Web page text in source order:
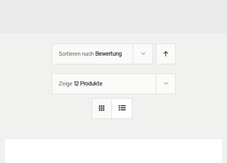
Sortieren nach Bewertung
Zeige 12 Produkte